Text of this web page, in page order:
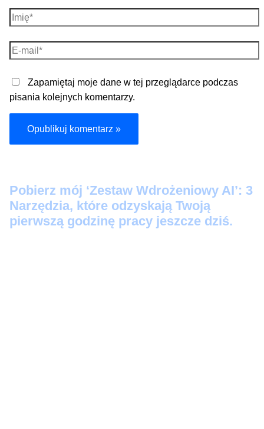
Imię*
E-
mail*
Zapamiętaj moje dane w tej przeglądarce podczas
pisania kolejnych komentarzy.
Pobierz mój ‘Zestaw Wdrożeniowy AI’: 3
Narzędzia, które odzyskają Twoją
pierwszą godzinę pracy jeszcze dziś.